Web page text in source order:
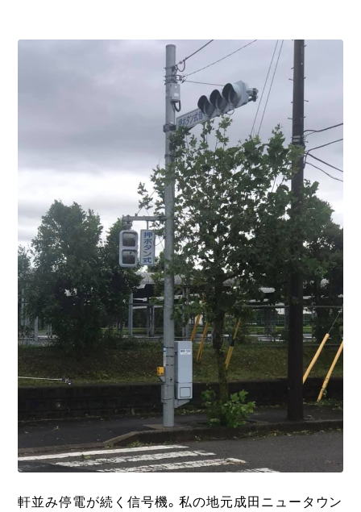
軒並み停電が続く信号機。私の地元成田ニュータウン